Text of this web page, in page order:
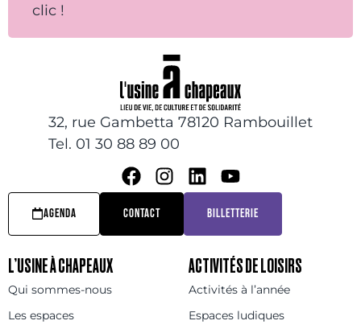
clic !
32, rue Gambetta 78120 Rambouillet
Tel. 01 30 88 89 00
AGENDA CONTACT BILLETTERIE
L’USINE À CHAPEAUX
Qui sommes-nous
Les espaces
ACTIVITÉS DE LOISIRS
Activités à l’année
Espaces ludiques